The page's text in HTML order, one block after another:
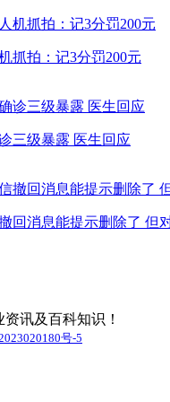
抓拍：记3分罚200元
三级暴露 医生回应
回消息能提示删除了 但
讯及百科知识！
号-5